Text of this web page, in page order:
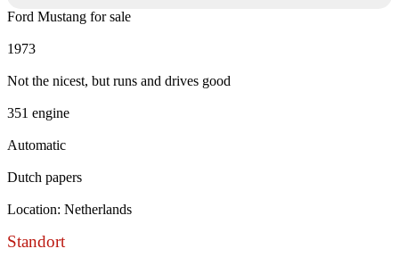
Ford Mustang for sale
1973
Not the nicest, but runs and drives good
351 engine
Automatic
Dutch papers
Location: Netherlands
Standort